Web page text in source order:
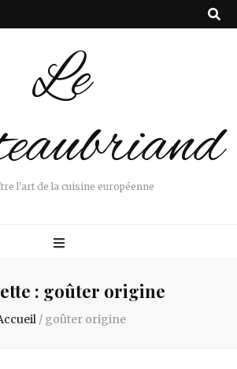
Le
l'art de la cuisine européenne
: goûter origine
/ goûter origine